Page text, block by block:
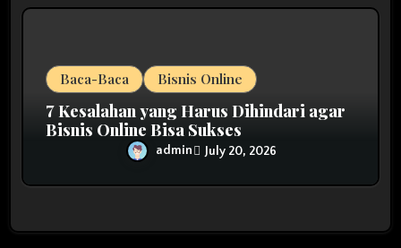
Baca-Baca Bisnis Online
7 Kesalahan yang Harus Dihindari agar
Bisnis Online Bisa Sukses
admin July 20, 2026